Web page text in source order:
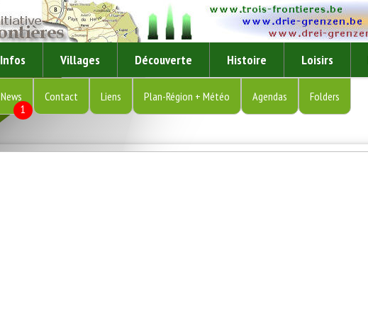
Infos Villages Découverte Histoire Loisirs
News
1
Contact Liens Plan-Région + Météo Agendas Folders